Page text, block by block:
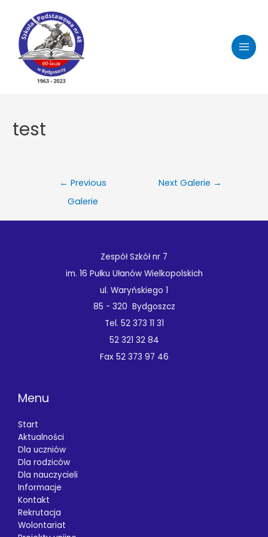
content
test
Nawigacja
← Previous
Galerie
Next Galerie →
Zespół Szkół nr 7
im. 16 Pułku Ułanów Wielkopolskich
ul. Waryńskiego 1
85 - 320 Bydgoszcz
Tel. 52 373 11 31
52 321 32 84
Fax 52 373 97 46
Menu
Start
Aktualności
Dla uczniów
Dla rodziców
Dla nauczycieli
Informacje
Kontakt
Rekrutacja
Wolontariat